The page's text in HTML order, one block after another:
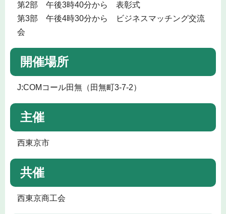
第2部 午後3時40分から 表彰式
第3部 午後4時30分から ビジネスマッチング交流
会
開催場所
J:COMコール田無（田無町3-7-2）
主催
西東京市
共催
西東京商工会